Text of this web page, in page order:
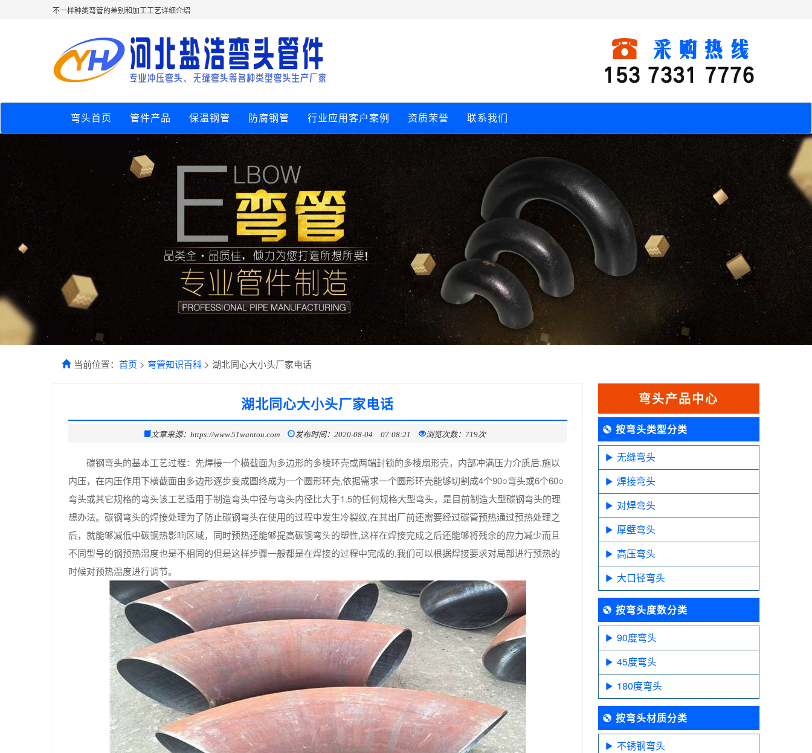
不一样种类弯管的差别和加工工艺详细介绍
弯头首页 管件产品 保温钢管 防腐钢管 行业应用客户案例 资质荣誉 联系我们
当前位置： 首页 > 弯管知识百科 > 湖北同心大小头厂家电话
湖北同心大小头厂家电话
文章来源：https://www.51wantou.com 发布时间：2020-08-04 07:08:21 浏览次数：719次
碳钢弯头的基本工艺过程：先焊接一个横截面为多边形的多棱环壳或两端封锁的多棱扇形壳，内部冲满压力介质后,施以
内压，在内压作用下横截面由多边形逐步变成圆终成为一个圆形环壳,依据需求一个圆形环壳能够切割成4个90○弯头或6个60○
弯头或其它规格的弯头该工艺适用于制造弯头中径与弯头内径比大于1.5的任何规格大型弯头，是目前制造大型碳钢弯头的理
想办法。碳钢弯头的焊接处理为了防止碳钢弯头在使用的过程中发生冷裂纹,在其出厂前还需要经过碳管预热通过预热处理之
后，就能够减低中碳钢热影响区域，同时预热还能够提高碳钢弯头的塑性,这样在焊接完成之后还能够将残余的应力减少而且
不同型号的钢预热温度也是不相同的但是这样步骤一般都是在焊接的过程中完成的,我们可以根据焊接要求对局部进行预热的
时候对预热温度进行调节。
弯头产品中心
按弯头类型分类
无缝弯头
焊接弯头
对焊弯头
厚壁弯头
高压弯头
大口径弯头
按弯头度数分类
90度弯头
45度弯头
180度弯头
按弯头材质分类
不锈钢弯头